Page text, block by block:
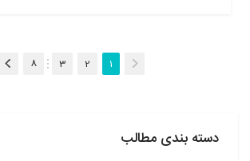
دسته بندی مطالب
1(فعلی)
2
3
8